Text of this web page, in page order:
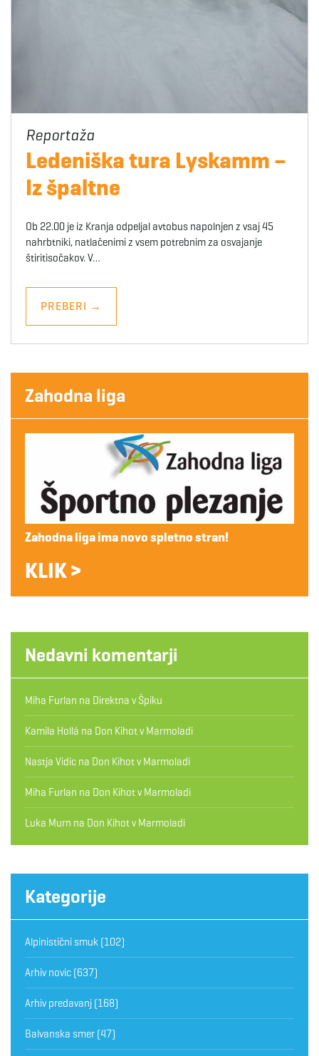
Ledeniška tura Lyskamm –
Iz špaltne
Ob 22.00 je iz Kranja odpeljal avtobus napolnjen z vsaj 45
nahrbtniki, natlačenimi z vsem potrebnim za osvajanje
štiritisočakov. V…
PREBERI →
Zahodna liga
Zahodna liga ima novo spletno stran!
KLIK >
Nedavni komentarji
Miha Furlan na Direktna v Špiku
Kamila Hollá na Don Kihot v Marmoladi
Nastja Vidic na Don Kihot v Marmoladi
Miha Furlan na Don Kihot v Marmoladi
Luka Murn na Don Kihot v Marmoladi
Kategorije
Alpinistični smuk (102)
Arhiv novic (637)
Arhiv predavanj (168)
Balvanska smer (47)